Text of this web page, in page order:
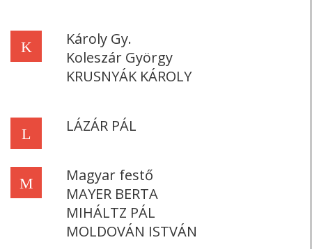
K
Károly Gy.
Koleszár György
KRUSNYÁK KÁROLY
L LÁZÁR PÁL
M
Magyar festő
MAYER BERTA
MIHÁLTZ PÁL
MOLDOVÁN ISTVÁN